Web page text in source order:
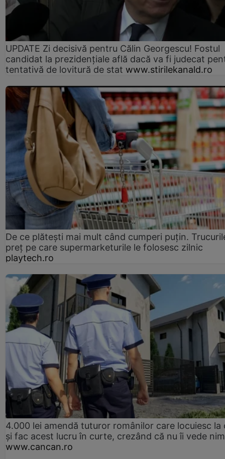
UPDATE Zi decisivă pentru Călin Georgescu! Fostul
candidat la prezidențiale află dacă va fi judecat
tentativă de lovitură de stat www.stirilekanald.ro
De ce plătești mai mult când cumperi puțin.
preț pe care supermarketurile le folosesc zilnic
playtech.ro
4.000 lei amendă tuturor românilor care locuiesc la
și fac acest lucru în curte, crezând că nu îi vede
www.cancan.ro